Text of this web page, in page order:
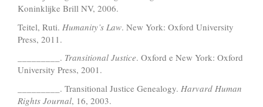
Koninklijke Brill NV, 2006.
Teitel, Ruti. Humanity’s Law. New York: Oxford University
Press, 2011.
_________. Transitional Justice. Oxford e New York: Oxford
University Press, 2001.
_________. Transitional Justice Genealogy. Harvard Human
Rights Journal, 16, 2003.